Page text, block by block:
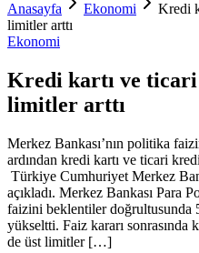
Anasayfa Ekonomi
Kredi
limitler arttı
Ekonomi
Kredi kartı ve
limitler arttı
Merkez Bankası’nın politika
ardından kredi kartı ve ticari
Türkiye Cumhuriyet Merkez
açıkladı. Merkez Bankası Para
faizini beklentiler doğrultusunda
yükseltti. Faiz kararı
de üst limitler […]